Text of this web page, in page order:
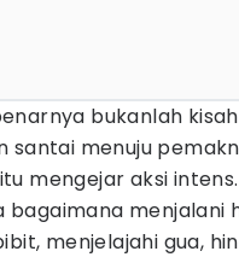
bukanlah
menuju
mengejar aksi
menjalani
menjelajahi gua,